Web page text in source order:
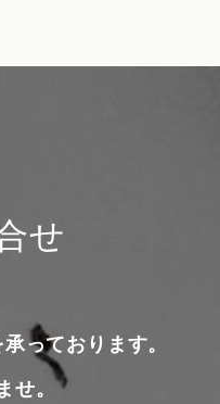
せ
っております。
せ。